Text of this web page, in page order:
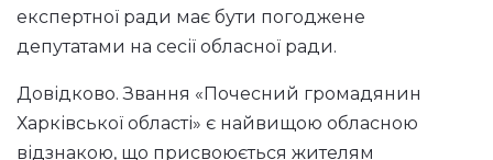
експертної ради має бути погоджене
депутатами на сесії обласної ради.
Довідково. Звання «Почесний громадянин
Харківської області» є найвищою обласною
відзнакою, що присвоюється жителям